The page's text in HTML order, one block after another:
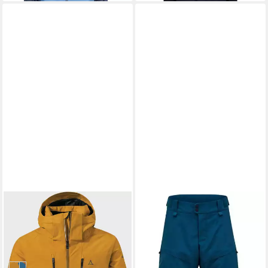
SCHÖFFEL
Outdoorjacke Ski Jacket
Style Bliggs MNS
363,99 € UVP 399,95 €
-9%
PEAK PERFORMANCE
Skihose
ab 229,00 €